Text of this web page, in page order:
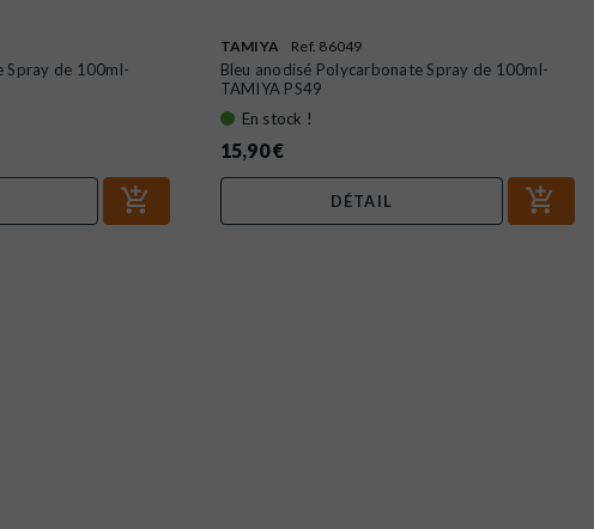
Spray de 100ml-
TAMIYA Ref. 86049
Bleu anodisé Polycarbonate Spray de 100ml-
TAMIYA PS49
En stock !
15,90 €
DÉTAIL